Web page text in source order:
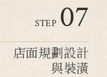
STEP 07
店面規劃設計
與裝潢